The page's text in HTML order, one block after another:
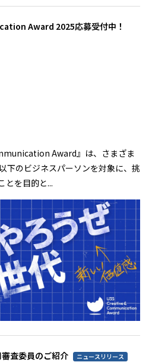
Award 2025応募受付中！
Award』は、さまざま
下のビジネスパーソンを対象に、挑
とを目的と...
査委員のご紹介 ニュースリリース